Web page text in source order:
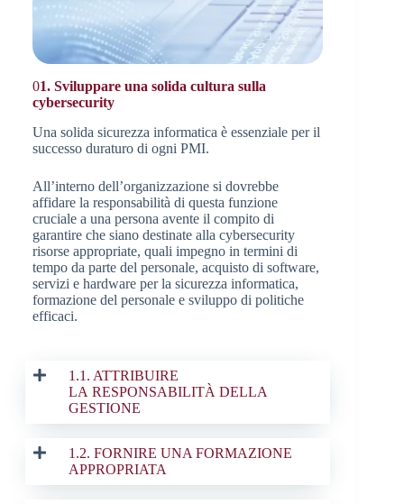
01. Sviluppare una solida cultura sulla
cybersecurity
Una solida sicurezza informatica è essenziale per il
successo duraturo di ogni PMI.
All’interno dell’organizzazione si dovrebbe
affidare la responsabilità di questa funzione
cruciale a una persona avente il compito di
garantire che siano destinate alla cybersecurity
risorse appropriate, quali impegno in termini di
tempo da parte del personale, acquisto di software,
servizi e hardware per la sicurezza informatica,
formazione del personale e sviluppo di politiche
efficaci.
1.1. ATTRIBUIRE
LA RESPONSABILITÀ DELLA
GESTIONE
1.2. FORNIRE UNA FORMAZIONE
APPROPRIATA